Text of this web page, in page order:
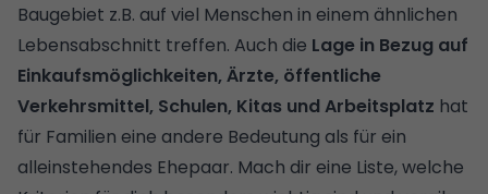
Baugebiet z.B. auf viel Menschen in einem ähnlichen
Lebensabschnitt treffen. Auch die Lage in Bezug auf
Einkaufsmöglichkeiten, Ärzte, öffentliche
Verkehrsmittel, Schulen, Kitas und Arbeitsplatz hat
für Familien eine andere Bedeutung als für ein
alleinstehendes Ehepaar. Mach dir eine Liste, welche